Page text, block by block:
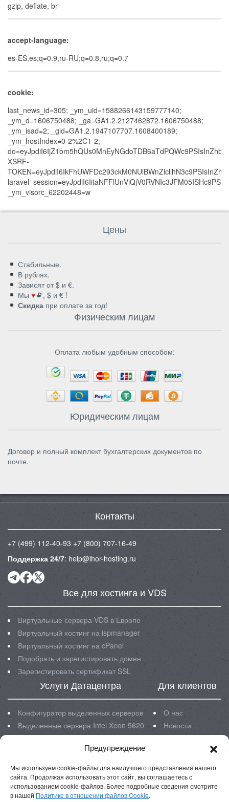
Предупреждение
Мы используем cookie-файлы для наилучшего представления нашего
сайта. Продолжая использовать этот сайт, вы соглашаетесь с
использованием cookie-файлов. Более подробные сведения смотрите
в нашей Политике в отношении файлов Cookie.
gzip, deflate, br
accept-language:
es-ES,es;q=0.9,ru-RU;q=0.8,ru;q=0.7
cookie:
last_news_id=305; _ym_uid=1588266143159777140;
_ym_d=1606750488; _ga=GA1.2.2127462872.1606750488;
_ym_isad=2; _gid=GA1.2.1947107707.1608400189;
_ym_hostIndex=0-2%2C1-2;
XSRF-
_ym_visorc_62202448=w
Цены
Стабильные.
В рублях.
Зависят от $ и €.
Мы ♥
, $ и € !
Скидкапри оплате за год!
Физическим лицам
Оплата любым удобным способом:
Юридическим лицам
Договор и полный комплект бухгалтерских документов по
почте.
Контакты
+7 (499) 112-40-93 +7 (800) 707-16-49
Поддержка 24/7: help@ihor-hosting.ru
Все для хостинга и VDS
Виртуальные сервера VDS в Европе
Виртуальный хостинг на ispmanager
Виртуальный хостинг на cPanel
Подобрать и зарегистировать домен
Зарегистировать сертификат SSL
Услуги Датацентра
Конфигуратор выделенных серверов
Выделенные сервера Intel Xeon 5620
Выделенные сервера Intel Xeon E3
Выделенные сервера Intel Xeon E5
Размещение серверов в ЦОД
Для клиентов
О нас
Новости
Блог
Реквизиты